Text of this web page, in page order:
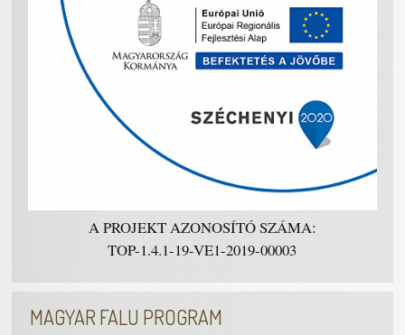
A PROJEKT AZONOSÍTÓ SZÁMA:
TOP-1.4.1-19-VE1-2019-00003
MAGYAR FALU PROGRAM